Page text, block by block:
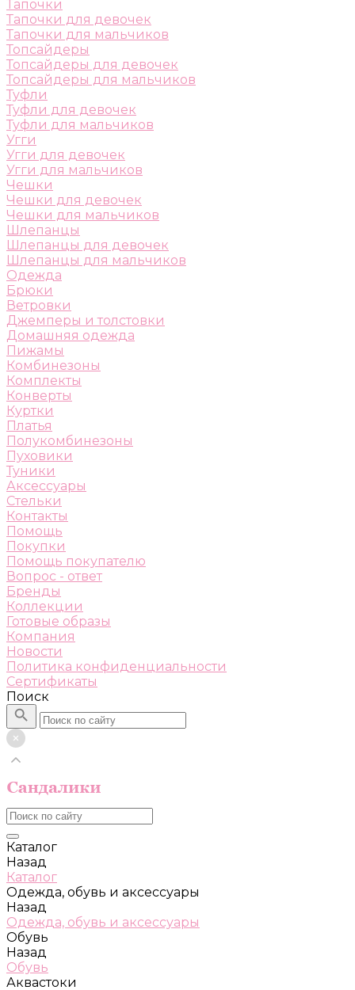
Тапочки
Тапочки для девочек
Тапочки для мальчиков
Топсайдеры
Топсайдеры для девочек
Топсайдеры для мальчиков
Туфли
Туфли для девочек
Туфли для мальчиков
Угги
Угги для девочек
Угги для мальчиков
Чешки
Чешки для девочек
Чешки для мальчиков
Шлепанцы
Шлепанцы для девочек
Шлепанцы для мальчиков
Одежда
Брюки
Ветровки
Джемперы и толстовки
Домашняя одежда
Пижамы
Комбинезоны
Комплекты
Конверты
Куртки
Платья
Полукомбинезоны
Пуховики
Туники
Аксессуары
Стельки
Контакты
Помощь
Покупки
Помощь покупателю
Вопрос - ответ
Бренды
Коллекции
Готовые образы
Компания
Новости
Политика конфиденциальности
Сертификаты
Поиск
Каталог
Назад
Каталог
Одежда, обувь и аксессуары
Назад
Одежда, обувь и аксессуары
Обувь
Назад
Обувь
Аквастоки